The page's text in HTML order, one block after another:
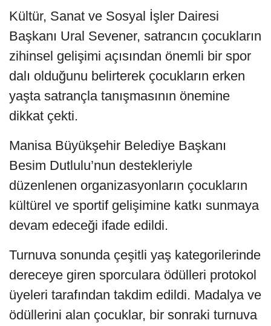
Kültür, Sanat ve Sosyal İşler Dairesi
Başkanı Ural Sevener, satrancın çocukların
zihinsel gelişimi açısından önemli bir spor
dalı olduğunu belirterek çocukların erken
yaşta satrançla tanışmasının önemine
dikkat çekti.
Manisa Büyükşehir Belediye Başkanı
Besim Dutlulu’nun destekleriyle
düzenlenen organizasyonların çocukların
kültürel ve sportif gelişimine katkı sunmaya
devam edeceği ifade edildi.
Turnuva sonunda çeşitli yaş kategorilerinde
dereceye giren sporculara ödülleri protokol
üyeleri tarafından takdim edildi. Madalya ve
ödüllerini alan çocuklar, bir sonraki turnuva